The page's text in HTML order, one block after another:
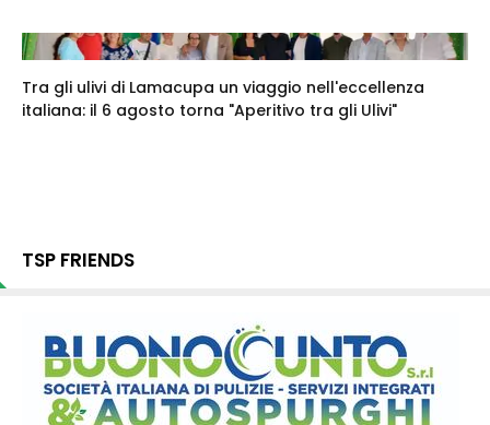
Tra gli ulivi di Lamacupa un viaggio nell'eccellenza
italiana: il 6 agosto torna "Aperitivo tra gli Ulivi"
TSP FRIENDS